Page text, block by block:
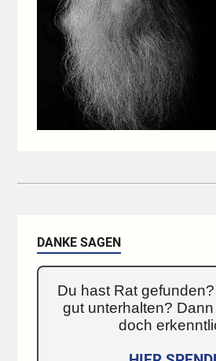
DANKE SAGEN
Du hast Rat
gut unterhalten?
doch